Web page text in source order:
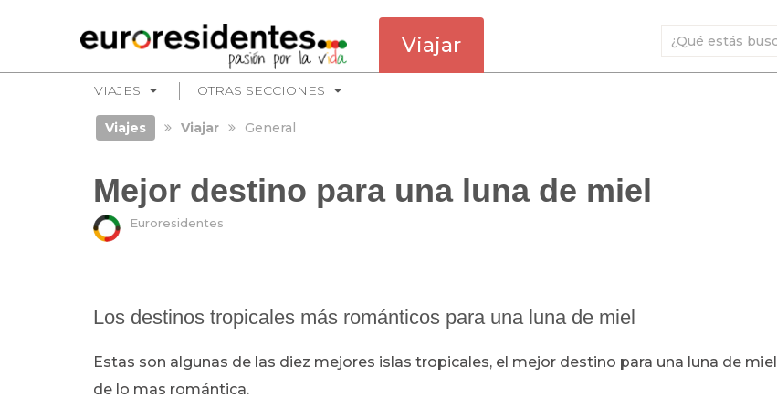
Viajar
VIAJES OTRAS SECCIONES
Viajes Viajar General
Mejor destino para una luna de miel
Euroresidentes
Los destinos tropicales más románticos para una luna de miel
Estas son algunas de las diez mejores islas tropicales, el mejor destino para una luna de miel
de lo mas romántica.